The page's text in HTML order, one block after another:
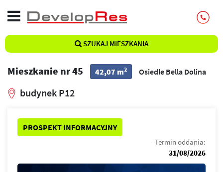
SZUKAJ MIESZKANIA
Mieszkanie nr 45 42,07 m2 Osiedle Bella Dolina
budynek P12
PROSPEKT INFORMACYJNY
Termin oddania:
31/08/2026